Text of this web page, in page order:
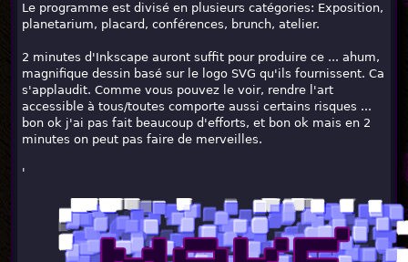
Le programme est divisé en plusieurs catégories: Exposition,
planetarium, placard, conférences, brunch, atelier.
2 minutes d'Inkscape auront suffit pour produire ce ... ahum,
magnifique dessin basé sur le logo SVG qu'ils fournissent. Ca
s'applaudit. Comme vous pouvez le voir, rendre l'art
accessible à tous/toutes comporte aussi certains risques ...
bon ok j'ai pas fait beaucoup d'efforts, et bon ok mais en 2
minutes on peut pas faire de merveilles.
'